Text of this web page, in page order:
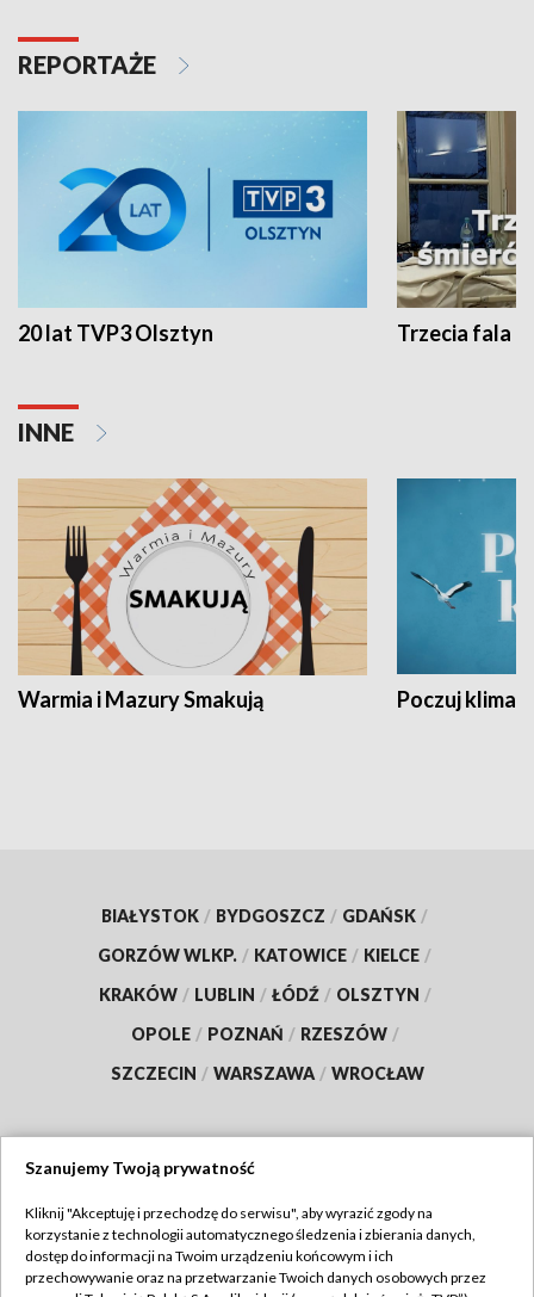
REPORTAŻE
20 lat TVP3 Olsztyn Trzecia fala -
INNE
Warmia i Mazury Smakują Poczuj klimat
BIAŁYSTOK / BYDGOSZCZ / GDAŃSK /
GORZÓW WLKP. / KATOWICE / KIELCE /
KRAKÓW / LUBLIN / ŁÓDŹ / OLSZTYN /
OPOLE / POZNAŃ / RZESZÓW /
SZCZECIN / WARSZAWA / WROCŁAW
TVP
Abonament TVP
Regulamin TVP
Szanujemy Twoją prywatność
Kliknij "Akceptuję i przechodzę do serwisu", aby wyrazić zgody na
korzystanie z technologii automatycznego śledzenia i zbierania danych,
dostęp do informacji na Twoim urządzeniu końcowym i ich
przechowywanie oraz na przetwarzanie Twoich danych osobowych przez